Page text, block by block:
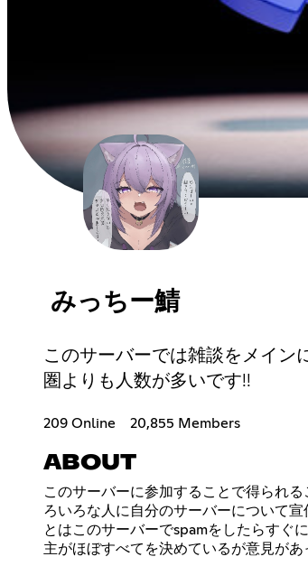
みっちー鯖
このサーバーでは雑談をメイン
圏よりも人数が多いです!!
209 Online 20,855 Members
ABOUT
このサーバーに参加することで得られ
ろいろな人に自分のサーバーについて
とはこのサーバーでspamをしたらすぐ
主がほぼすべてを決めているが意見が